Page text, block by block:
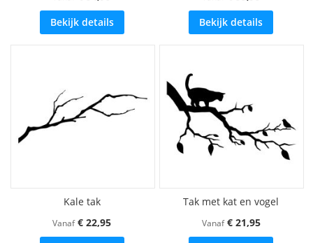
Bekijk details
Bekijk details
Kale tak
Vanaf € 22,95
Tak met kat en vogel
Vanaf € 21,95